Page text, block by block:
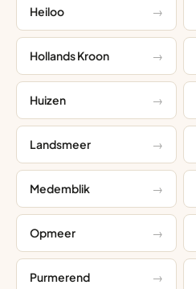
Heiloo
Hollands Kroon
Huizen
Landsmeer
Medemblik
Opmeer
Purmerend